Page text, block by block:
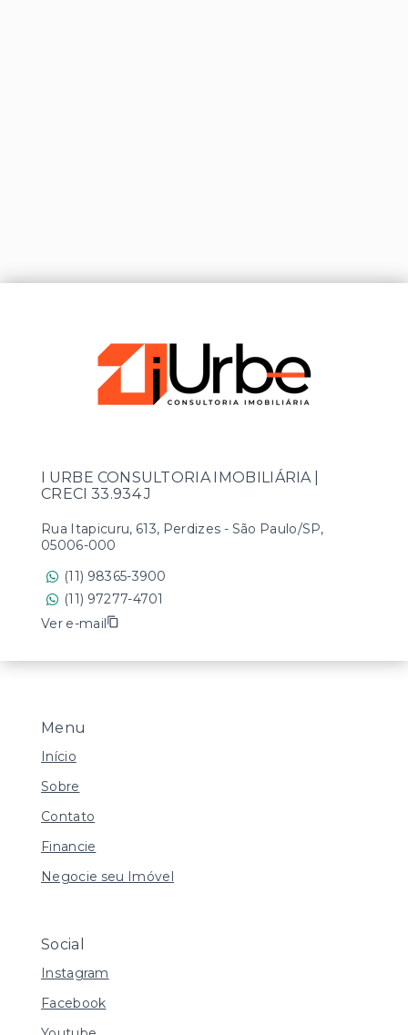
Menu
Início
Sobre
Contato
Financie
Negocie seu Imóvel
Social
Instagram
Facebook
I URBE CONSULTORIA IMOBILIÁRIA |
CRECI 33.934 J
Rua Itapicuru, 613, Perdizes - São Paulo/SP,
05006-000
(11) 98365-3900
(11) 97277-4701
Ver e-mail